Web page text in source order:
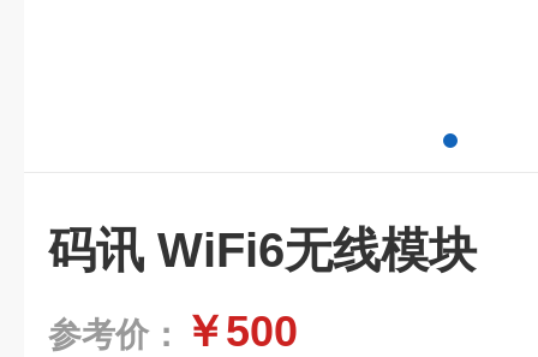
码讯 WiFi6无线模块
参考价： ￥500